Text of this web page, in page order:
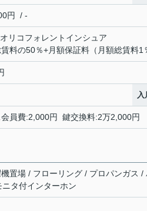
円 / -
リコフォレントインシュア
料の50％+月額保証料（月額総賃料1
入
会員費:2,000円 鍵交換料:2万2,000円
置場 / フローリング / プロパンガス
ニタ付インターホン